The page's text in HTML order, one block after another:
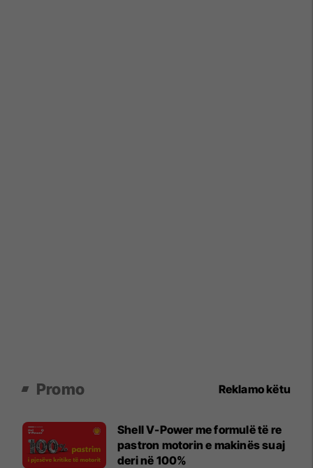
Promo Reklamo këtu
Shell V-Power me formulë të re
pastron motorin e makinës suaj
deri në 100%